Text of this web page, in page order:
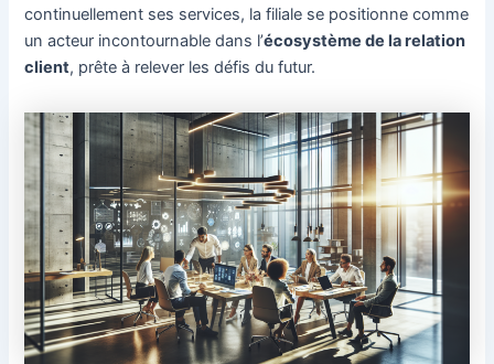
continuellement ses services, la filiale se positionne comme
un acteur incontournable dans l’écosystème de la relation
client, prête à relever les défis du futur.